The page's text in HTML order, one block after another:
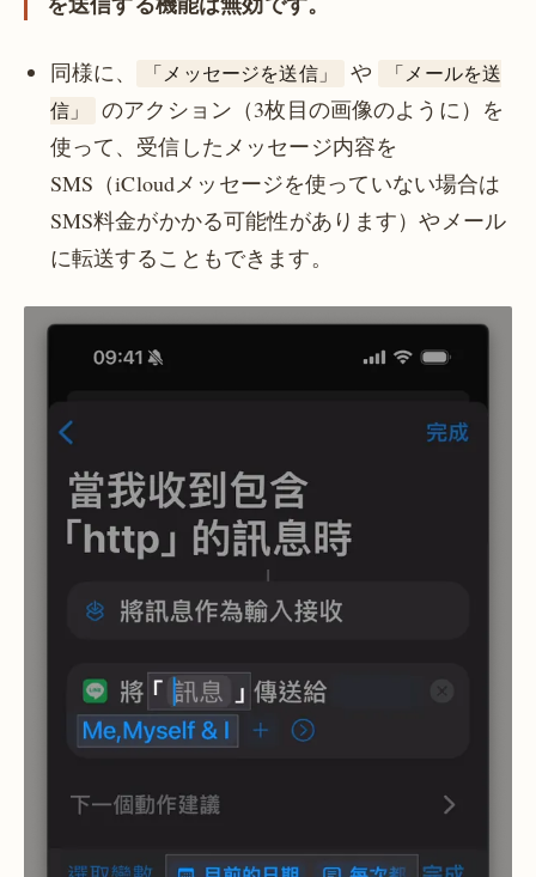
同様に、 「メッセージを送信」 や
「メールを送
信」
のアクション（3枚目の画像のように）を
使って、受信したメッセージ内容を
SMS（iCloudメッセージを使っていない場合は
SMS料金がかかる可能性があります）やメール
に転送することもできます。